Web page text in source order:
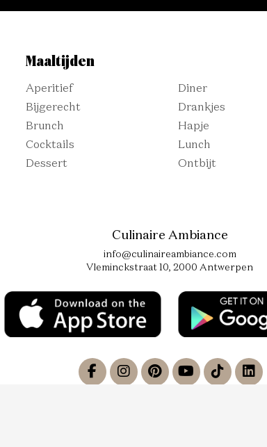
Maaltijden
Aperitief
Bijgerecht
Brunch
Cocktails
Dessert
Diner
Drankjes
Hapje
Lunch
Ontbijt
Culinaire Ambiance
info@culinaireambiance.com
Vleminckstraat 10, 2000 Antwerpen